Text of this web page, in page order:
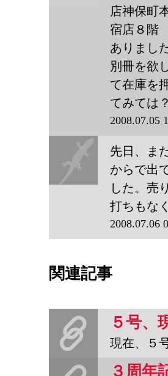
店神保町
宿店８階
ありまし
別冊を欲
て在庫を
てみては？
2008.07.05
先日、ま
からで出
した。売
打ちもな
2008.07.06
関連記事
５号、
現在、５号が買えるお